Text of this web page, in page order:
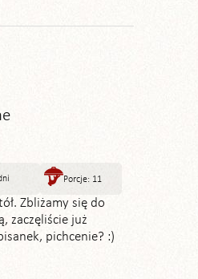
Porcje: 11
Zbliżamy się do
zaczęliście już
pichcenie? :)